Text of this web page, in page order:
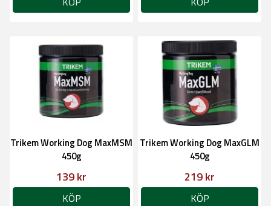
Trikem Working Dog MaxMSM
450g
139 kr
KÖP
Trikem Working Dog MaxGLM
450g
219 kr
KÖP